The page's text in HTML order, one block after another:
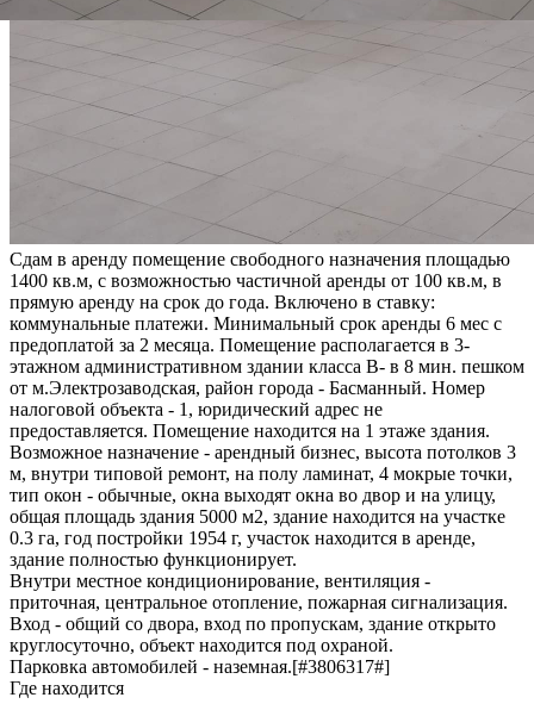
Сдам в аренду помещение свободного назначения площадью
1400 кв.м, с возможностью частичной аренды от 100 кв.м, в
прямую аренду на срок до года. Включено в ставку:
коммунальные платежи. Минимальный срок аренды 6 мес с
предоплатой за 2 месяца. Помещение располагается в 3-
этажном административном здании класса B- в 8 мин. пешком
от м.Электрозаводская, район города - Басманный. Номер
налоговой объекта - 1, юридический адрес не
предоставляется. Помещение находится на 1 этаже здания.
Возможное назначение - арендный бизнес, высота потолков 3
м, внутри типовой ремонт, на полу ламинат, 4 мокрые точки,
тип окон - обычные, окна выходят окна во двор и на улицу,
общая площадь здания 5000 м2, здание находится на участке
0.3 га, год постройки 1954 г, участок находится в аренде,
здание полностью функционирует.
Внутри местное кондиционирование, вентиляция -
приточная, центральное отопление, пожарная сигнализация.
Вход - общий со двора, вход по пропускам, здание открыто
круглосуточно, объект находится под охраной.
Парковка автомобилей - наземная.[#3806317#]
Где находится